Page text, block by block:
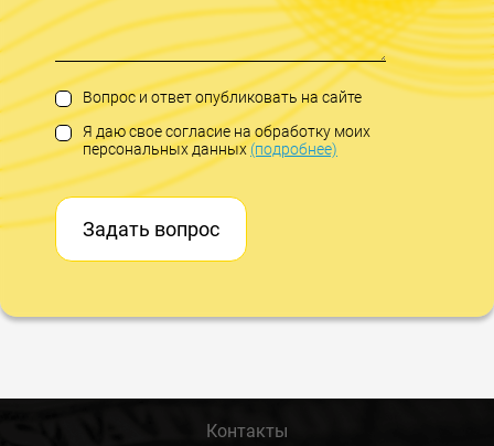
Вопрос и ответ опубликовать на сайте
Я даю свое согласие на обработку моих
персональных данных(подробнее)
Задать вопрос
Контакты